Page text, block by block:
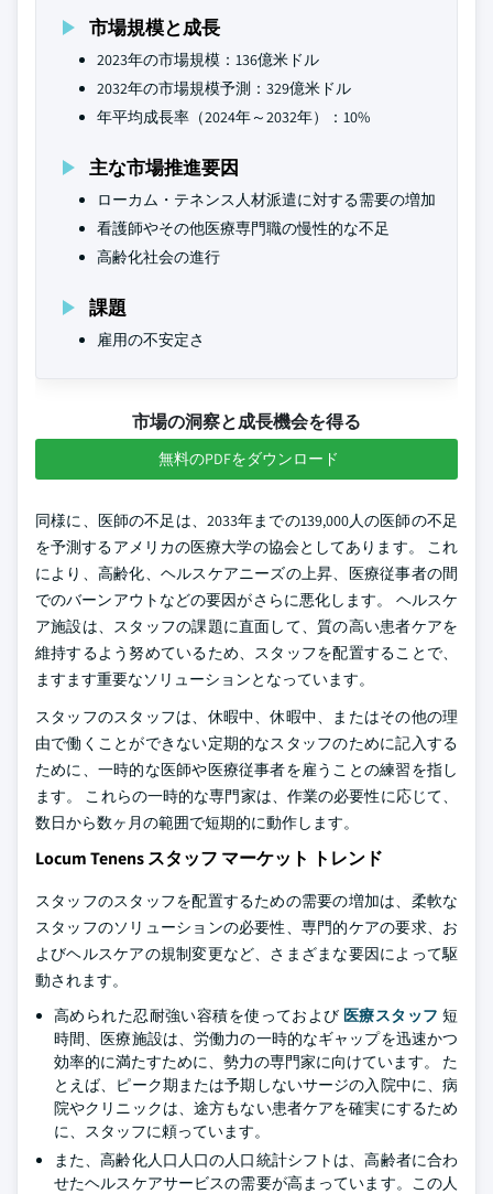
市場規模と成長
2023年の市場規模：136億米ドル
2032年の市場規模予測：329億米ドル
年平均成長率（2024年～2032年）：10%
主な市場推進要因
ローカム・テネンス人材派遣に対する需要の増加
看護師やその他医療専門職の慢性的な不足
高齢化社会の進行
課題
雇用の不安定さ
市場の洞察と成長機会を得る
無料のPDFをダウンロード
同様に、医師の不足は、2033年までの139,000人の医師の不足
を予測するアメリカの医療大学の協会としてあります。 これ
により、高齢化、ヘルスケアニーズの上昇、医療従事者の間
でのバーンアウトなどの要因がさらに悪化します。 ヘルスケ
ア施設は、スタッフの課題に直面して、質の高い患者ケアを
維持するよう努めているため、スタッフを配置することで、
ますます重要なソリューションとなっています。
スタッフのスタッフは、休暇中、休暇中、またはその他の理
由で働くことができない定期的なスタッフのために記入する
ために、一時的な医師や医療従事者を雇うことの練習を指し
ます。 これらの一時的な専門家は、作業の必要性に応じて、
数日から数ヶ月の範囲で短期的に動作します。
Locum Tenens スタッフ マーケット トレンド
スタッフのスタッフを配置するための需要の増加は、柔軟な
スタッフのソリューションの必要性、専門的ケアの要求、お
よびヘルスケアの規制変更など、さまざまな要因によって駆
動されます。
高められた忍耐強い容積を使っておよび 医療スタッフ 短
時間、医療施設は、労働力の一時的なギャップを迅速かつ
効率的に満たすために、勢力の専門家に向けています。 た
とえば、ピーク期または予期しないサージの入院中に、病
院やクリニックは、途方もない患者ケアを確実にするため
に、スタッフに頼っています。
また、高齢化人口人口の人口統計シフトは、高齢者に合わ
せたヘルスケアサービスの需要が高まっています。この人